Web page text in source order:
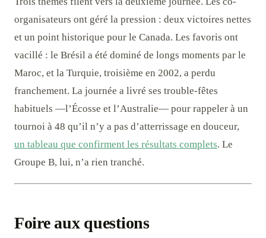
organisateurs ont géré la pression : deux victoires nettes
et un point historique pour le Canada. Les favoris ont
vacillé : le Brésil a été dominé de longs moments par le
Maroc, et la Turquie, troisième en 2002, a perdu
franchement. La journée a livré ses trouble-fêtes
habituels —l’Écosse et l’Australie— pour rappeler à un
tournoi à 48 qu’il n’y a pas d’atterrissage en douceur,
un tableau que confirment les résultats complets. Le
Groupe B, lui, n’a rien tranché.
Foire aux questions